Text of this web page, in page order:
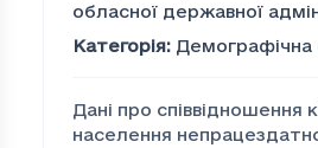
обласної державної
Категорія: Демографічна
Дані про співвідношення
населення